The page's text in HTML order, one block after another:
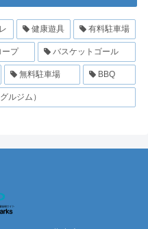
健康遊具 有料駐車場
プ バスケットゴール
無料駐車場 BBQ
ルジム）